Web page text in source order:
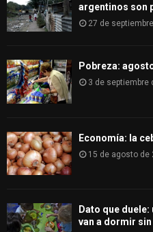
argentinos son
27 de
Pobreza:
3 de septiembre
Economía: la
15 de agosto de
Dato que
van a dormir sin